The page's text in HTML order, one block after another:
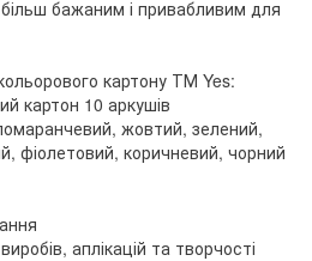
бажаним і привабливим для
картону ТМ Yes:
картон 10 аркушів
жовтий, зелений,
фіолетовий, коричневий, чорний
аплікацій та творчості